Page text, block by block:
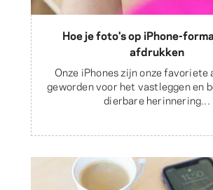
Hoe je foto's op iPhone-
afdrukken
Onze iPhones zijn onze favoriete
geworden voor het vastleggen en
dierbare herinnering...